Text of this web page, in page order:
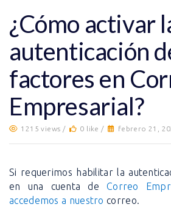
¿Cómo activar
autenticación
factores en
Empresarial?
1215 views / 0 like / febrero 21,
Si requerimos habilitar la
en una cuenta de Correo
accedemos a nuestro correo.